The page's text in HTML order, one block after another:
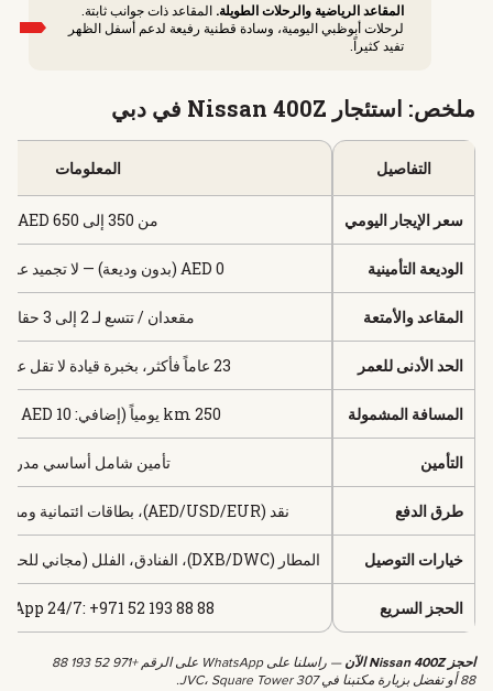
المقاعد الرياضية والرحلات الطويلة. المقاعد ذات جوانب ثابتة.
لرحلات أبوظبي اليومية، وسادة قطنية رفيعة لدعم أسفل الظهر
تفيد كثيراً.
ملخص: استئجار Nissan 400Z في دبي
التفاصيل المعلومات
سعر الإيجار اليومي من 350 إلى 650 AED
الوديعة التأمينية 0 AED (بدون وديعة) — لا تجميد على البطاقة
المقاعد والأمتعة مقعدان / تتسع لـ 2 إلى 3 حقائب يد
الحد الأدنى للعمر 23 عاماً فأكثر، بخبرة قيادة لا تقل عن 3 سنوات
المسافة المشمولة 250 km يومياً (إضافي: 10 AED لكل km)
التأمين تأمين شامل أساسي مدرج
طرق الدفع نقد (AED/USD/EUR)، بطاقات ائتمانية ومصرفية، عملات رقمية
خيارات التوصيل المطار (DXB/DWC)، الفنادق، الفلل (مجاني للحجوزات فوق 10,000 AED)
الحجز السريع 24/7: +971 52 193 88 88
احجز Nissan 400Z الآن
— راسلنا على WhatsApp على الرقم +971 52 193 88
88 أو تفضل بزيارة مكتبنا في JVC، Square Tower 307.